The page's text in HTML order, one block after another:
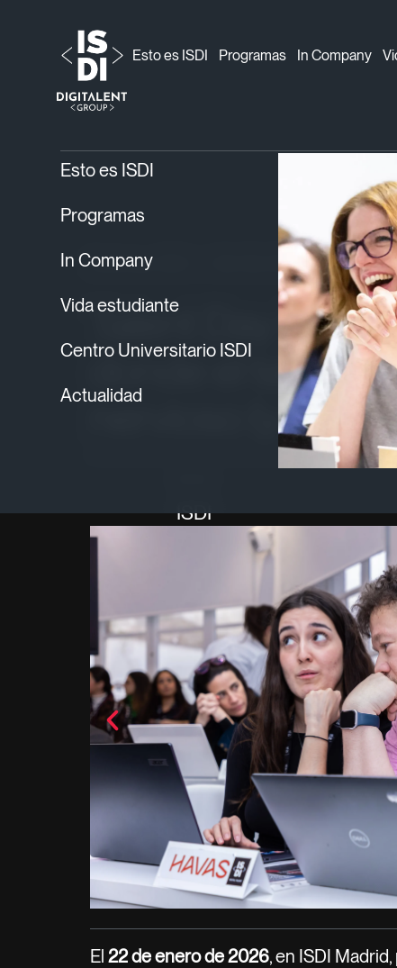
Esto es ISDI Programas In Company
ISDI Noticias ISDI › Talent Day
Esto es ISDI
Programas
In Company
Vida estudiante
Centro Universitario ISDI
Actualidad
Noticias ISDI 06/02/2026
Talent Day ISDI
donde el talento
nervioso (y eso
ISDI
El 22 de enero de 2026, en ISDI